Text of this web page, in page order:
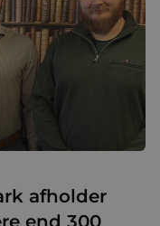
afholder
end 300